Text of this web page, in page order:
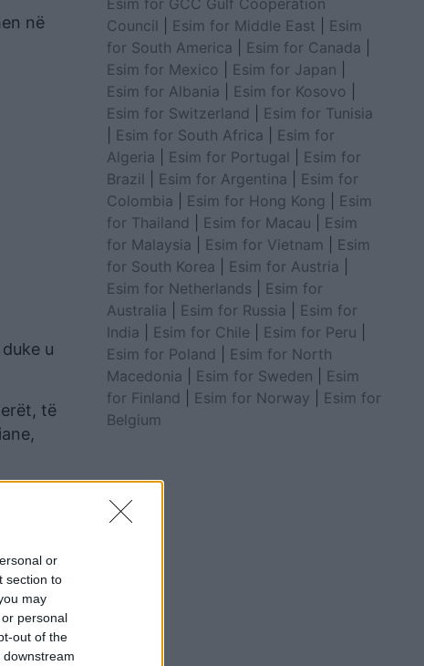
or
section to
may
personal
out of the
në
u
të
është
më e
Council
Esim for Middle East
Esim
for South America
Esim for Canada
Esim for Mexico
Esim for Japan
Esim for Albania
Esim for Kosovo
Esim for Switzerland
Esim for Tunisia
Esim for South Africa
Esim for
Algeria
Esim for Portugal
Esim for
Brazil
Esim for Argentina
Esim for
Colombia
Esim for Hong Kong
Esim
for Thailand
Esim for Macau
Esim
for Malaysia
Esim for Vietnam
Esim
for South Korea
Esim for Austria
Esim for Netherlands
Esim for
Australia
Esim for Russia
Esim for
India
Esim for Chile Esim for Peru
Esim for Poland
Esim for North
Macedonia
Esim for Sweden
Esim
for Finland
Esim for Norway
Esim for
Belgium